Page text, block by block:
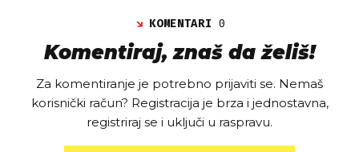
KOMENTARI0
Komentiraj, znaš da želiš!
Za komentiranje je potrebno prijaviti se. Nemaš
korisnički račun? Registracija je brza i jednostavna,
registriraj se i uključi u raspravu.